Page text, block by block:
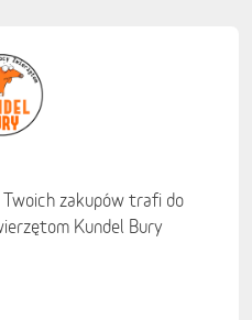
zakupów trafi do
Kundel Bury